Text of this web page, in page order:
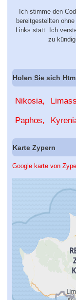
Ich stimme den
bereitgestellten
Links statt. Ich
zu
Holen Sie sich
Nikosia
Paphos
Karte Zypern
Google karte von